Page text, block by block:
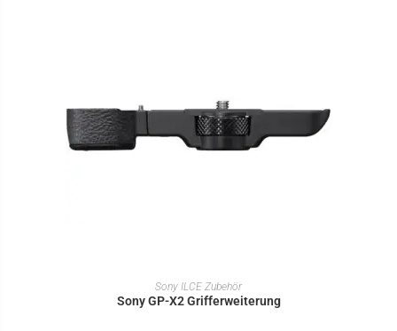
IN DEN WARENKORB
Sony ILCE Zubehör
Sony GP-X2 Grifferweiterung